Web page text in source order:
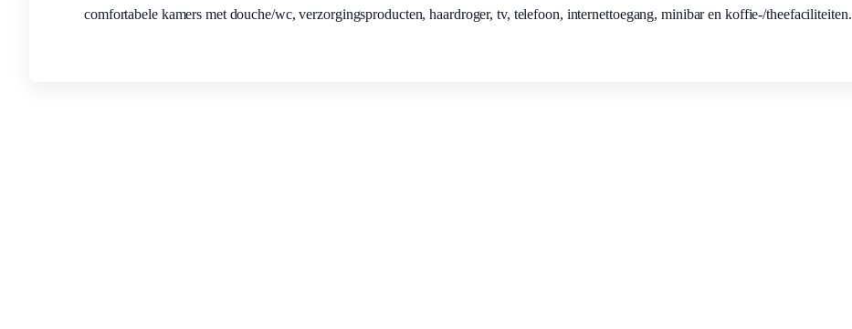
comfortabele kamers met douche/wc, verzorgingsproducten, haardroger, tv, telefoon, internettoegang, minibar en koffie-/theefaciliteiten.